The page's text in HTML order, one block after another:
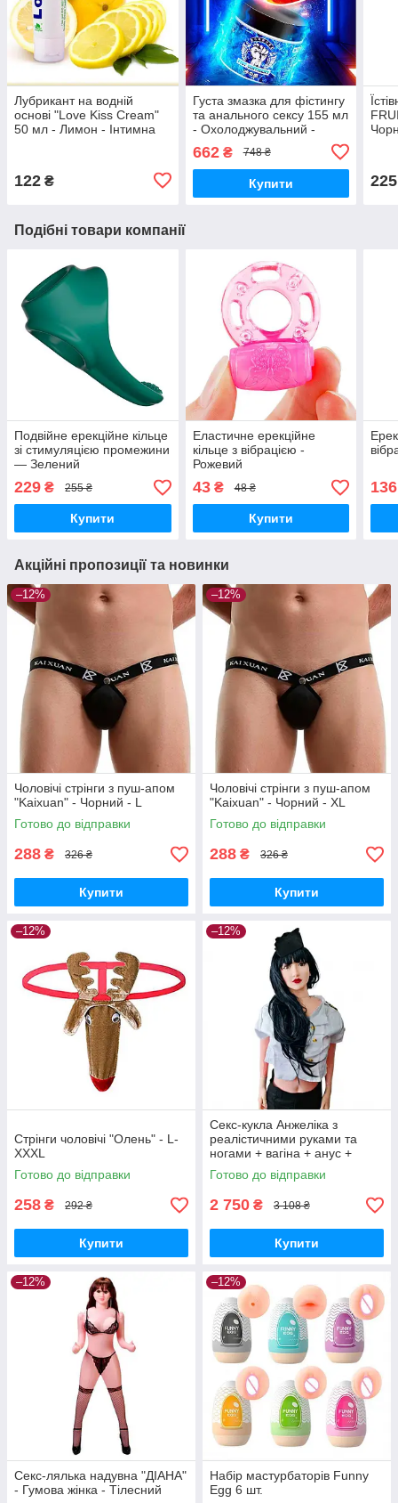
Лубрикант на водній
основі "Love Kiss Cream"
50 мл - Лимон - Інтимна
122 ₴
Густа змазка для фістингу
та анального сексу 155 мл
- Охолоджувальний -
662₴ 748 ₴
Купити 225
Подібні товари компанії
Подвійне ерекційне кільце
зі стимуляцією промежини
— Зелений
229 ₴ 255 ₴
Купити
Еластичне ерекційне
кільце з вібрацією -
Рожевий
43₴ 48 ₴
Купити
136
Акційні пропозиції та новинки
–12%
Чоловічі стрінги з пуш-апом
"Kaixuan" - Чорний - L
Готово до відправки
288 ₴ 326 ₴
Купити
–12%
Чоловічі стрінги з пуш-апом
"Kaixuan" - Чорний - XL
Готово до відправки
288 ₴ 326 ₴
Купити
–12%
Стрінги чоловічі "Олень" - L-
XXXL
Готово до відправки
258 ₴ 292 ₴
Купити
–12%
Секс-кукла Анжеліка з
реалістичними руками та
ногами + вагіна + анус +
вібрація + насос + мастило
Готово до відправки
2 750 ₴ 3 108 ₴
Купити
–12%
Секс-лялька надувна "ДІАНА"
- Гумова жінка - Тілесний
–12%
Набір мастурбаторів Funny
Egg 6 шт.